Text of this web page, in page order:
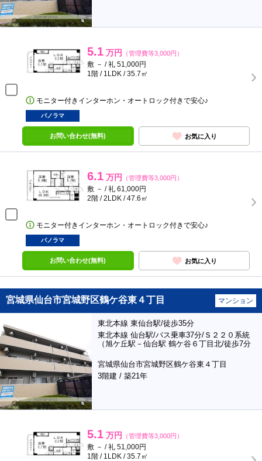
5.1 万円 （管理費等3,000円）
敷 － / 礼 51,000円
1階 / 1LDK / 35.7㎡
モニター付きインターホン・オートロック付きで安心♪
パノラマ
お問い合わせ(無料) お気に入り
6.1 万円 （管理費等3,000円）
敷 － / 礼 61,000円
2階 / 2LDK / 47.6㎡
モニター付きインターホン・オートロック付きで安心♪
パノラマ
お問い合わせ(無料) お気に入り
宮城県仙台市宮城野区鶴ケ谷東４丁目 マンション
東北本線 東仙台駅/徒歩35分
東北本線 仙台駅/バス乗車37分/Ｓ２２０系統
（旭ケ丘駅－仙台駅 鶴ケ谷６丁目北/徒歩7分
宮城県仙台市宮城野区鶴ケ谷東４丁目
3階建 / 築21年
5.1 万円 （管理費等3,000円）
敷 － / 礼 51,000円
1階 / 1LDK / 35.7㎡